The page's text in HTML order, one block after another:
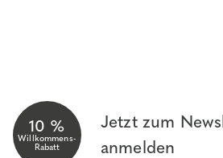
10 %
Willkommens-
Rabatt
Jetzt zum
anmelden